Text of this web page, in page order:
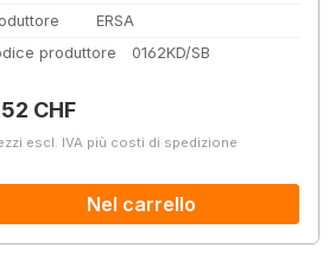
ERSA
produttore
0162KD/SB
normale:
CHF
escl. IVA più costi di spedizione
Nel carrello